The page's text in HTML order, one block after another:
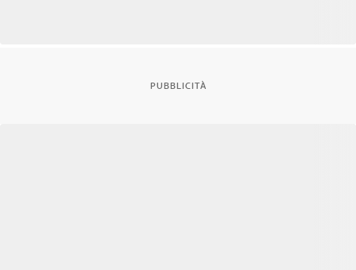
PUBBLICITÀ